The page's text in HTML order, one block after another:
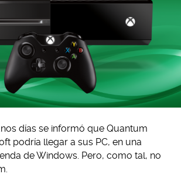
días se informó que Quantum
podría llegar a sus PC, en una
de Windows. Pero, como tal, no